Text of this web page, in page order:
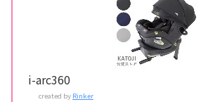
i-arc360
created by Rinker